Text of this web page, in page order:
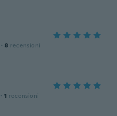
· 8 recensioni
· 1 recensioni